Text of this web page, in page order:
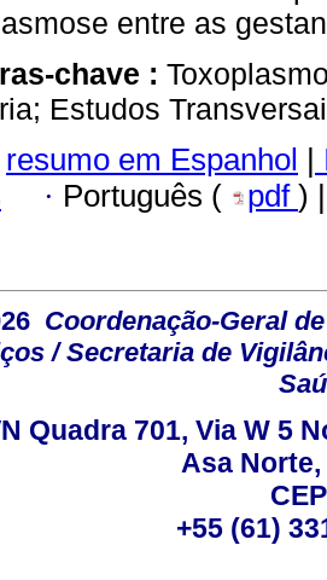
entre as
chave :
Estudos
resumo em Espanhol
· Português ( pdf )
Coordenação-Geral
/ Secretaria de
Quadra 701, Via W 5
Asa
+55 (61)